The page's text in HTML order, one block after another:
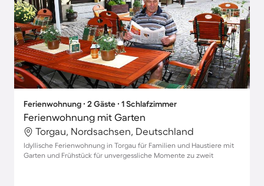
Ferienwohnung ∙ 2 Gäste ∙ 1 Schlafzimmer
Ferienwohnung mit Garten
Torgau, Nordsachsen, Deutschland
Idyllische Ferienwohnung in Torgau für Familien und Haustiere mit
Garten und Frühstück für unvergessliche Momente zu zweit